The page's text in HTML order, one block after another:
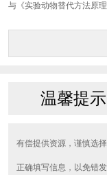
与《实验动物替代方法原
温馨提示
有偿提供资源，谨慎选择
正确填写信息，以免错